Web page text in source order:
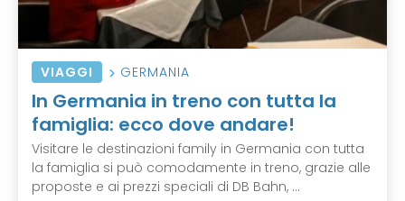
VIAGGI GERMANIA
In Germania in treno con tutta la
famiglia: ecco dove andare!
Visitare le destinazioni family in Germania con tutta
la famiglia si può comodamente in treno, grazie alle
proposte e ai prezzi speciali di DB Bahn, ...